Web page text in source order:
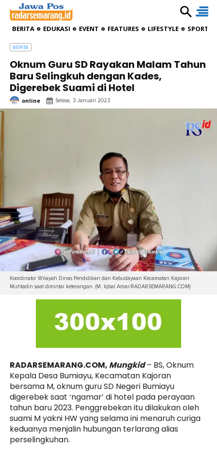
BERITA EDUKASI EVENT FEATURES LIFESTYLE
BERITA
Oknum Guru SD Rayakan Malam Tahun
Baru Selingkuh dengan Kades,
Digerebek Suami di Hotel
online Selasa, 3 Januari 2023
Koordinator Wilayah Dinas Pendidikan dan Kebudayaan Kecamatan Kajoran
Muhtadin saat dimintai keterangan. (M. Iqbal Amar/RADARSEMARANG.COM)
RADARSEMARANG.COM, Mungkid– BS, Oknum
Kepala Desa Bumiayu, Kecamatan Kajoran
bersama M, oknum guru SD Negeri Bumiayu
digerebek saat ‘ngamar’ di hotel pada perayaan
tahun baru 2023. Penggrebekan itu dilakukan oleh
suami M yakni HW yang selama ini menaruh curiga
keduanya menjalin hubungan terlarang alias
perselingkuhan.